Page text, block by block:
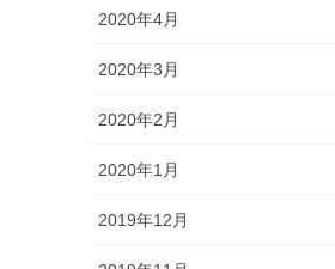
2020年4月
2020年3月
2020年2月
2020年1月
2019年12月